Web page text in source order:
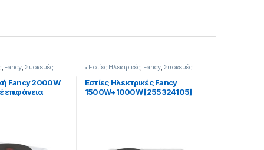
,Fancy,Συσκευές
Fancy 2000W
επιφάνεια
• Εστίες Ηλεκτρικές, Fancy,Συσκευές
Κουζίνας
Εστίες Ηλεκτρικές Fancy
1500W+1000W [255324105]